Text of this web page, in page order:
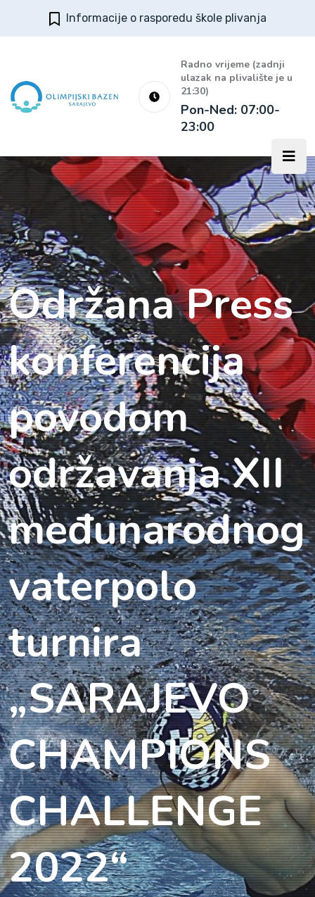
Informacije o rasporedu škole plivanja
Radno vrijeme (zadnji
ulazak na plivalište je u
21:30)
Pon-Ned: 07:00-
23:00
Održana Press
konferencija
povodom
održavanja XII
međunarodnog
vaterpolo
turnira
„SARAJEVO
CHAMPIONS
CHALLENGE
2022“